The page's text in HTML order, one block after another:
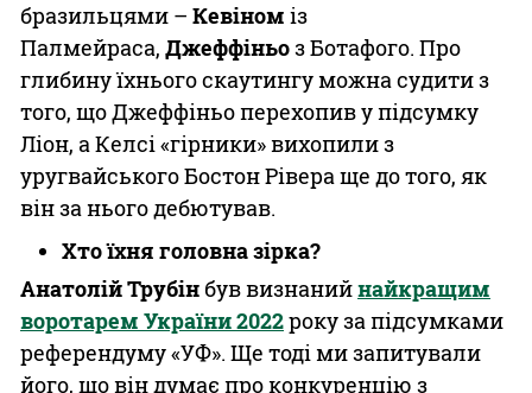
бразильцями – Кевіном із
Палмейраса, Джеффіньоз Ботафого. Про
глибину їхнього скаутингу можна судити з
того, що Джеффіньо перехопив у підсумку
Ліон, а Келсі «гірники» вихопили з
уругвайського Бостон Рівера ще до того, як
він за нього дебютував.
Хто їхня головна зірка?
Анатолій Трубін був визнанийнайкращим
воротарем України 2022року за підсумками
референдуму «УФ». Ще тоді ми запитували
його, що він думає про конкуренцію з